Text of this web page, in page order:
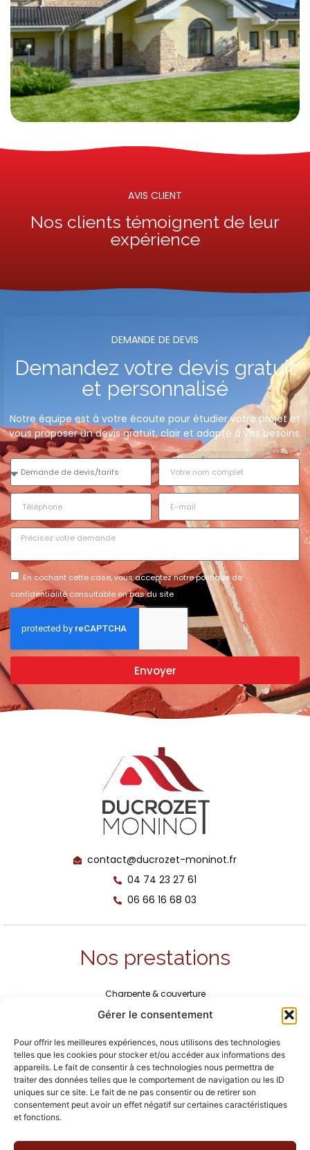
Gérer le consentement
Pour offrir les meilleures expériences, nous utilisons des technologies
telles que les cookies pour stocker et/ou accéder aux informations des
appareils. Le fait de consentir à ces technologies nous permettra de
traiter des données telles que le comportement de navigation ou les ID
uniques sur ce site. Le fait de ne pas consentir ou de retirer son
consentement peut avoir un effet négatif sur certaines caractéristiques
et fonctions.
AVIS CLIENT
Nos clients témoignent de leur
expérience
DEMANDE DE DEVIS​
Demandez votre devis gratuit
et personnalisé
Notre équipe est à votre écoute pour étudier votre projet et
vous proposer un devis gratuit, clair et adapté à vos besoins.
En cochant cette case, vous acceptez notre politique de
confidentialité consultable en bas du site
Envoyer
contact@ducrozet-moninot.fr
04 74 23 27 61
06 66 16 68 03
Nos prestations
Charpente & couverture
Maçonnerie & construction
Piscine, terrasse, pool house, allée
Zinguerie
Ravalement de façade
Maison individuelle